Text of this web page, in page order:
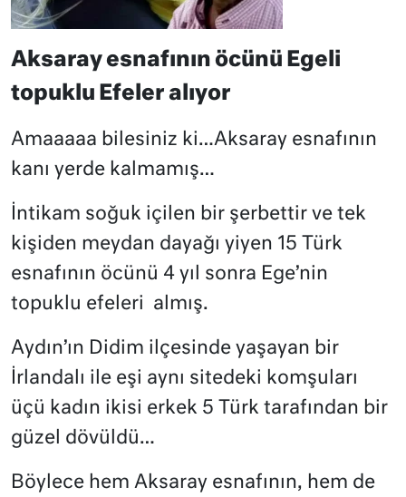
Aksaray esnafının öcünü Egeli
topuklu Efeler alıyor
Amaaaaa bilesiniz ki…Aksaray esnafının
kanı yerde kalmamış…
İntikam soğuk içilen bir şerbettir ve tek
kişiden meydan dayağı yiyen 15 Türk
esnafının öcünü 4 yıl sonra Ege’nin
topuklu efeleri
almış.
Aydın’ın Didim ilçesinde yaşayan bir
İrlandalı ile eşi aynı sitedeki komşuları
üçü kadın ikisi erkek 5 Türk tarafından bir
güzel dövüldü…
Böylece hem Aksaray esnafının, hem de